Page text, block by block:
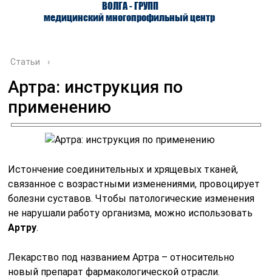
ВОЛГА - ГРУПП
медицинский многопрофильный центр
О ЦЕНТРЕ
Статьи ›
Артра: инструкция по
применению
Истончение соединительных и хрящевых тканей,
связанное с возрастными изменениями, провоцирует
болезни суставов. Чтобы патологические изменения
не нарушали работу организма, можно использовать
Артру.
Лекарство под названием Артра – относительно
новый препарат фармакологической отрасли.